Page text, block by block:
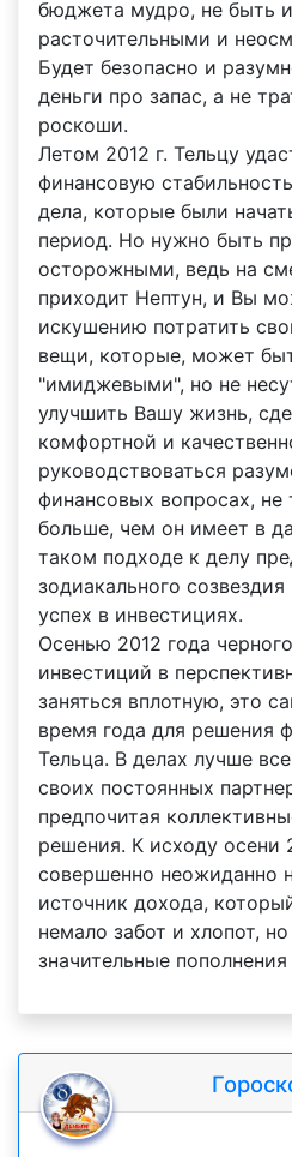
бюджета мудро, не быть
расточительными и
Будет безопасно и
деньги про запас, а не
роскоши.
Летом 2012 г. Тельцу
финансовую
дела, которые были
период. Но нужно быть
осторожными, ведь на
приходит Нептун, и Вы
искушению потратить
вещи, которые, может
"имиджевыми", но не
улучшить Вашу жизнь,
комфортной и
руководствоваться
финансовых вопросах, не
больше, чем он имеет в
таком подходе к делу
зодиакального
успех в инвестициях.
Осенью 2012 года
инвестиций в
заняться вплотную, это
время года для решения
Тельца. В делах лучше
своих постоянных
предпочитая
решения. К исходу осени
совершенно неожиданно
источник дохода,
немало забот и хлопот,
значительные